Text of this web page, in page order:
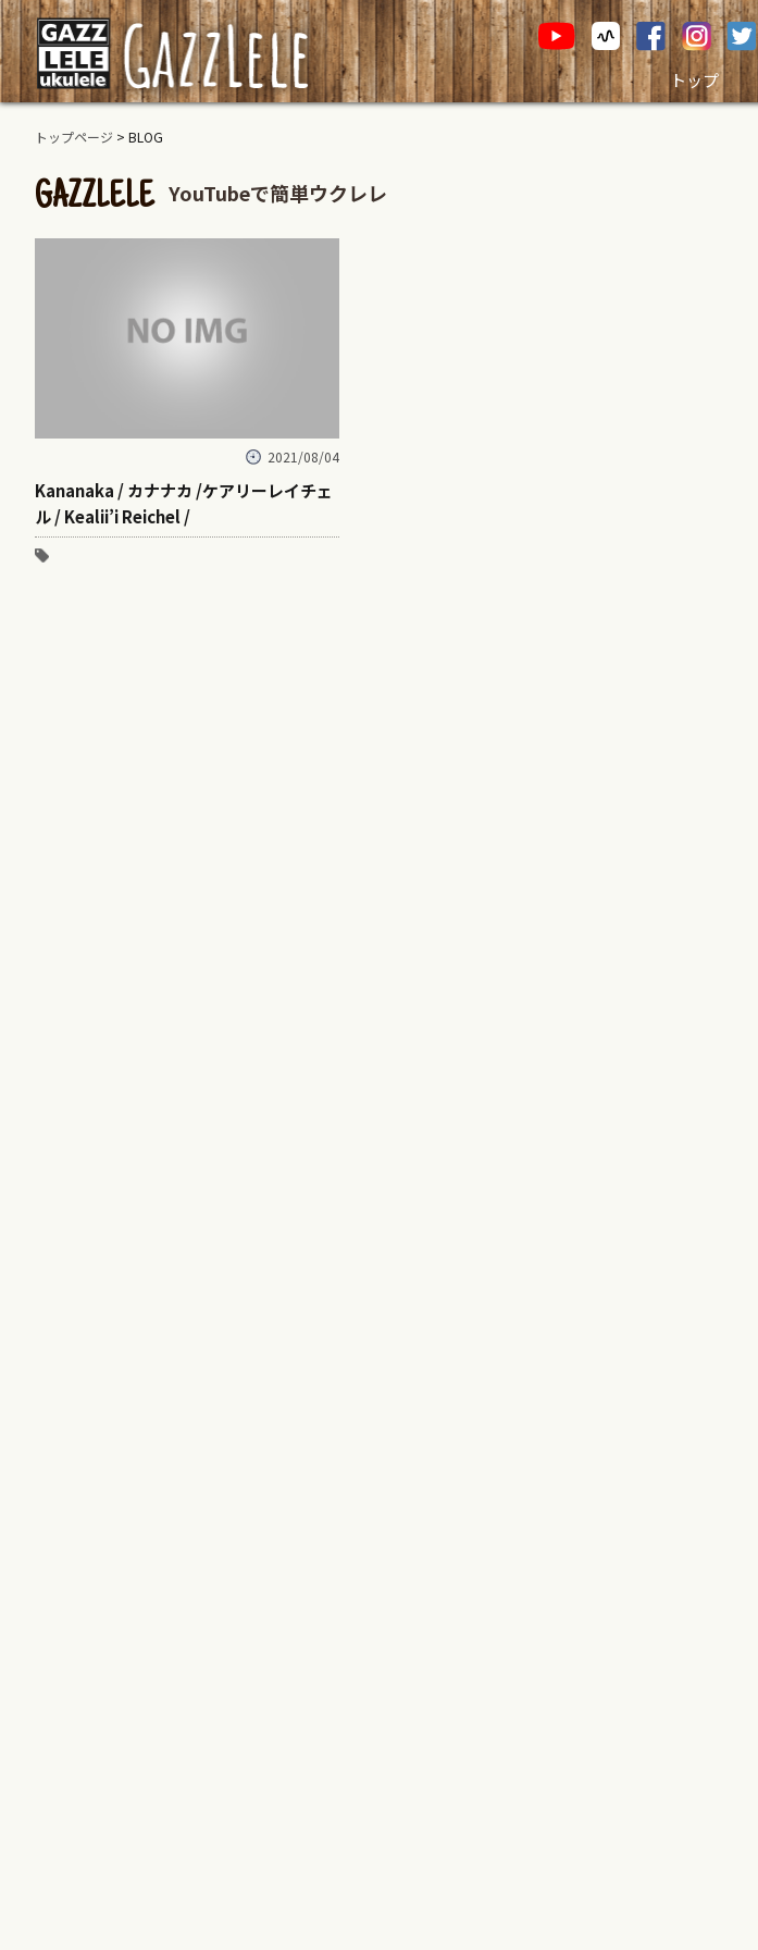
トップ
トップページ > BLOG
GAZZLELE YouTubeで簡単ウクレレ
2021/08/04
Kananaka / カナナカ /ケアリーレイチェ
ル / Kealii’i Reichel /